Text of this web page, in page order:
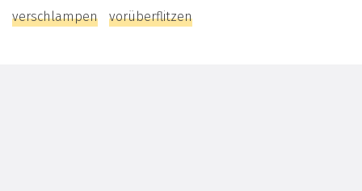
verschlampen
vorüberflitzen